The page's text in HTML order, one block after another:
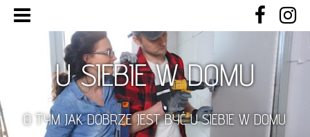
U SIEBIE W DOMU
O TYM JAK DOBRZE JEST BYĆ U SIEBIE W DOMU